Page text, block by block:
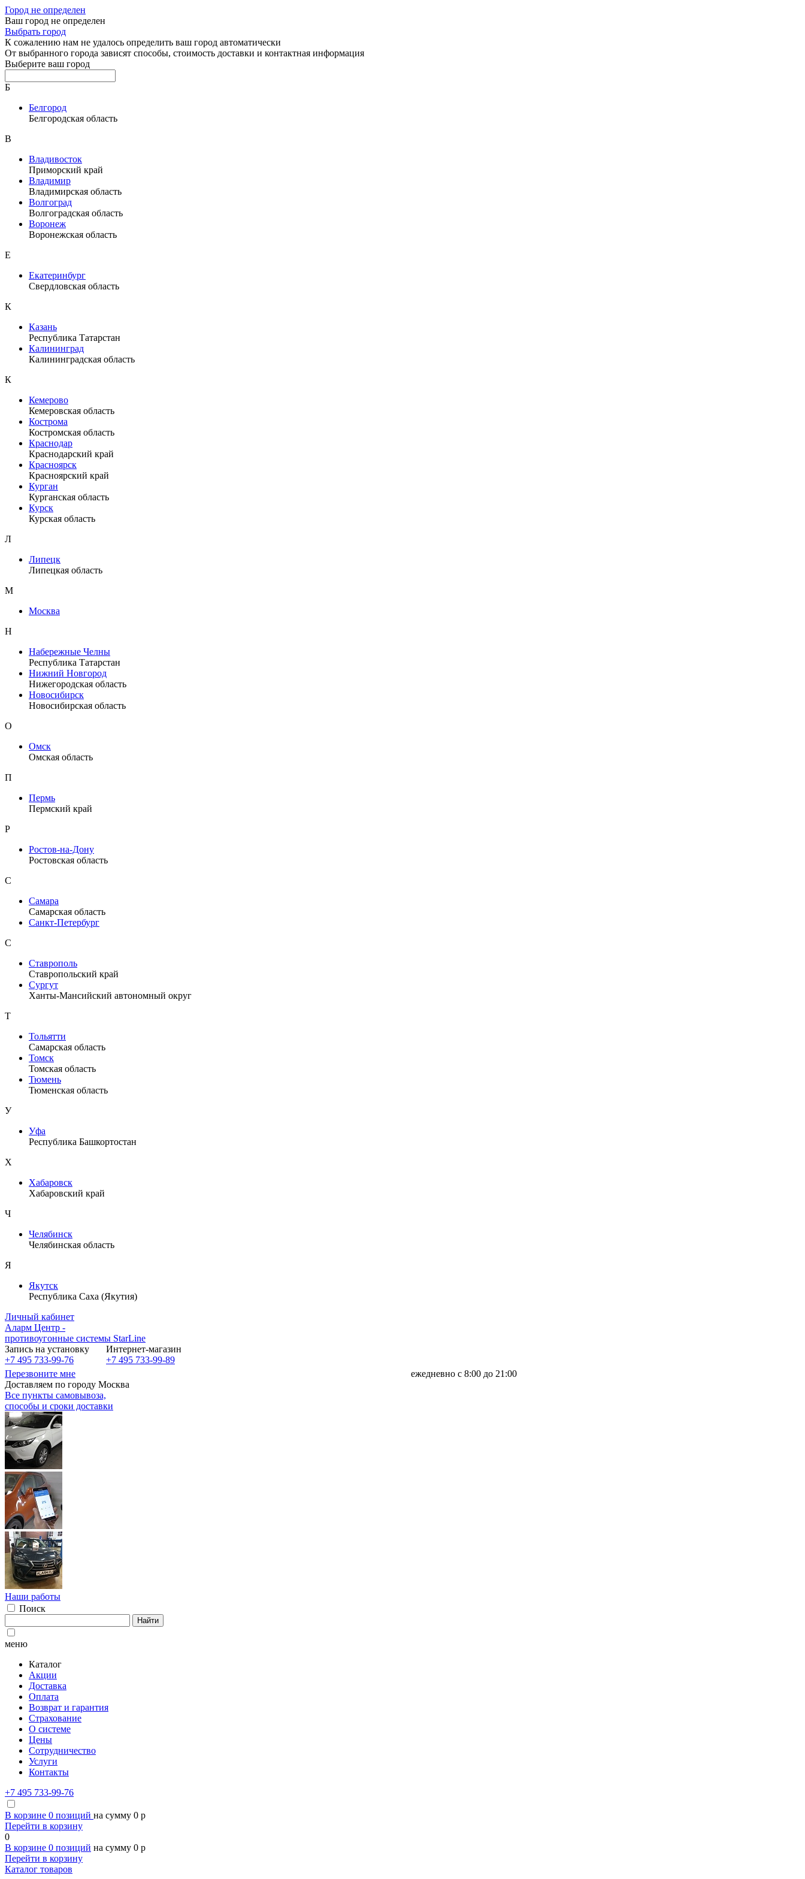
Город не определен
Ваш город не определен
Выбрать город
К сожалению нам не удалось определить ваш город автоматически
От выбранного города зависят способы, стоимость доставки и контактная информация
Выберите ваш город
Б
Белгород
Белгородская область
В
Владивосток
Приморский край
Владимир
Владимирская область
Волгоград
Волгоградская область
Воронеж
Воронежская область
Е
Екатеринбург
Свердловская область
К
Казань
Республика Татарстан
Калининград
Калининградская область
К
Кемерово
Кемеровская область
Кострома
Костромская область
Краснодар
Краснодарский край
Красноярск
Красноярский край
Курган
Курганская область
Курск
Курская область
Л
Липецк
Липецкая область
М
Москва
Н
Набережные Челны
Республика Татарстан
Нижний Новгород
Нижегородская область
Новосибирск
Новосибирская область
О
Омск
Омская область
П
Пермь
Пермский край
Р
Ростов-на-Дону
Ростовская область
С
Самара
Самарская область
Санкт-Петербург
С
Ставрополь
Ставропольский край
Сургут
Ханты-Мансийский автономный округ
Т
Тольятти
Самарская область
Томск
Томская область
Тюмень
Тюменская область
У
Уфа
Республика Башкортостан
Х
Хабаровск
Хабаровский край
Ч
Челябинск
Челябинская область
Я
Якутск
Республика Саха (Якутия)
Личный кабинет
Аларм Центр -
противоугонные системы StarLine
Запись на установку
+7 495 733-99-76
Интернет-магазин
+7 495 733-99-89
Перезвоните мне
ежедневно с 8:00 до 21:00
Доставляем по городу Москва
Все пункты самовывоза,
способы и сроки доставки
Наши работы
Поиск
Найти
меню
Каталог
Акции
Доставка
Оплата
Возврат и гарантия
Страхование
О системе
Цены
Сотрудничество
Услуги
Контакты
+7 495 733-99-76
В корзине 0 позиций на сумму 0 p
Перейти в корзину
0
В корзине 0 позиций на сумму 0 p
Перейти в корзину
Каталог товаров